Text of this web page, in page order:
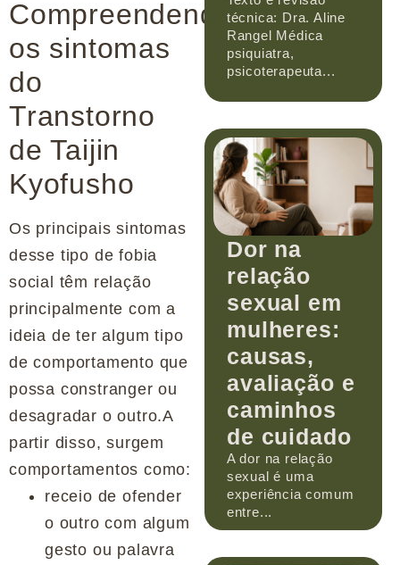
Compreendendo
os sintomas
do
Transtorno
de Taijin
Kyofusho
Os principais sintomas
desse tipo de fobia
social têm relação
principalmente com a
ideia de ter algum tipo
de comportamento que
possa constranger ou
desagradar o outro.A
partir disso, surgem
comportamentos como:
receio de ofender
o outro com algum
gesto ou palavra
técnica: Dra. Aline
Rangel Médica
psiquiatra,
psicoterapeuta...
Dor na
relação
sexual em
mulheres:
causas,
avaliação e
caminhos
de cuidado
A dor na relação
sexual é uma
experiência comum
entre...